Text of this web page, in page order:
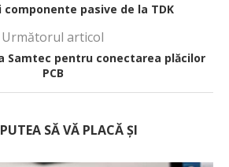
componente pasive de la TDK
Următorul articol
Samtec pentru conectarea plăcilor
PCB
SĂ VĂ PLACĂ ȘI